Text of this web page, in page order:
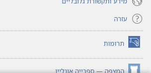
עזרה
תרומות (פותח
חלון
חדש) המצפה — ספרייה אונליין